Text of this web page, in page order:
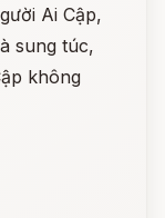
Ai Cập,
sung túc,
không